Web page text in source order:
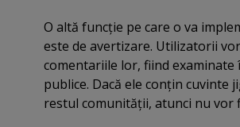
O altă funcţie pe care o va
este de avertizare. Utilizatorii
comentariile lor, fiind examinate
publice. Dacă ele conţin cuvinte
restul comunităţii, atunci nu vor